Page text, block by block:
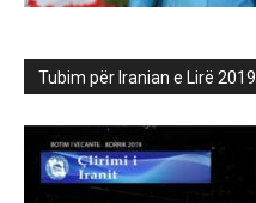
Tubim për Iranian e Lirë 2019